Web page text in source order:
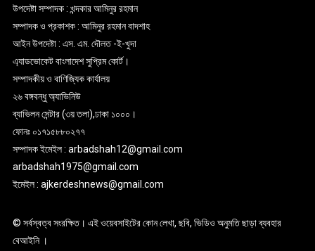
উপদেষ্টা সম্পাদক : খন্দকার আমিনুর রহমান
সম্পাদক ও প্রকাশক : আমিনুর রহমান বাদশাহ
আইন উপদেষ্টা : এস. এম. দৌলত -ই-খুদা
এ্যাডভোকেট বাংলাদেশ সুপ্রিম কোর্ট।
সম্পাদকীয় ও বাণিজ্যিক কার্যালয়
২৬ বঙ্গবন্ধু অ্যাভিনিউ
ব্যাভিলন সেন্টার (৩য় তলা),ঢাকা ১০০০।
ফোনঃ ০১৭১৫৮৮০২৭৭
সম্পাদক ইমেইল : arbadshah12@gmail.com
arbadshah1975@gmail.com
ইমেইল : ajkerdeshnews@gmail.com
© সর্বস্বত্ব সংরক্ষিত। এই ওয়েবসাইটের কোন লেখা, ছবি, ভিডিও অনুমতি ছাড়া ব্যবহার
বেআইনি ।